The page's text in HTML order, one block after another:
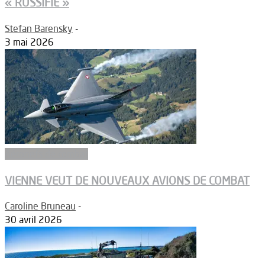
Stefan Barensky -
3 mai 2026
VIENNE VEUT DE NOUVEAUX AVIONS DE COMBAT
Caroline Bruneau -
30 avril 2026